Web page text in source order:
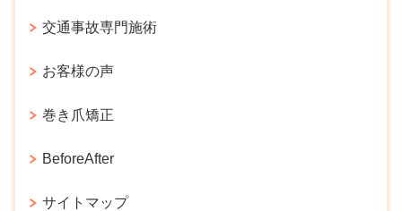
交通事故専門施術
お客様の声
巻き爪矯正
BeforeAfter
サイトマップ